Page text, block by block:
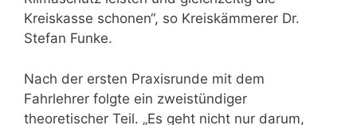
Kreiskasse schonen“, so Kreiskämmerer Dr.
Stefan Funke.
Nach der ersten Praxisrunde mit dem
Fahrlehrer folgte ein zweistündiger
theoretischer Teil. „Es geht nicht nur darum,